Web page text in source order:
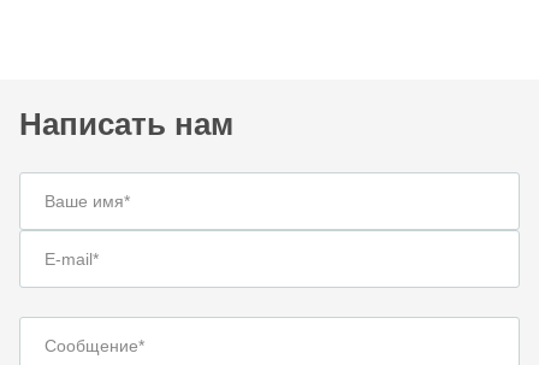
Написать нам